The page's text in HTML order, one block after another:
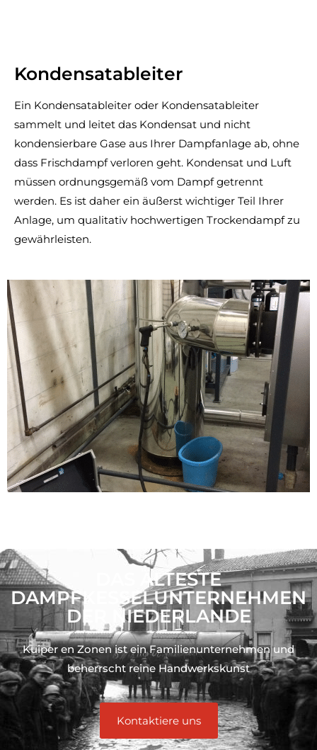
Kondensatableiter
Ein Kondensatableiter oder Kondensatableiter
sammelt und leitet das Kondensat und nicht
kondensierbare Gase aus Ihrer Dampfanlage ab, ohne
dass Frischdampf verloren geht. Kondensat und Luft
müssen ordnungsgemäß vom Dampf getrennt
werden. Es ist daher ein äußerst wichtiger Teil Ihrer
Anlage, um qualitativ hochwertigen Trockendampf zu
gewährleisten.
DAS ÄLTESTE
DAMPFKESSELUNTERNEHMEN
DER NIEDERLANDE
Kuiper en Zonen ist ein Familienunternehmen und
beherrscht reine Handwerkskunst
Kontaktiere uns